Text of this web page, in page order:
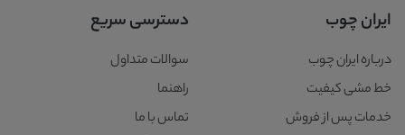
ایران چوب
درباره ایران چوب
خط مشی کیفیت
خدمات پس از فروش
دسترسی سریع
سوالات متداول
راهنما
تماس با ما